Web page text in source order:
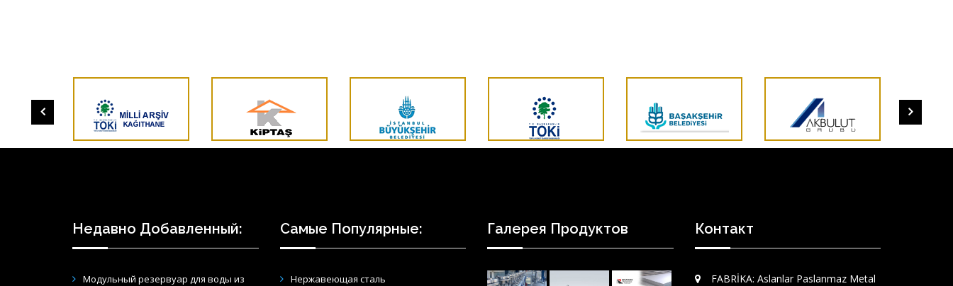
Недавно Добавленный:
Модульный резервуар для воды из
Самые Популярные:
Нержавеющая сталь
Галерея Продуктов Контакт
FABRİKA: Aslanlar Paslanmaz Metal